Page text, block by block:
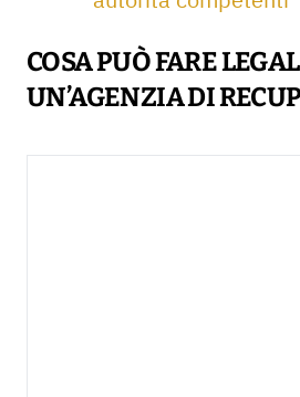
COSA PUÒ FARE
UN’AGENZIA DI